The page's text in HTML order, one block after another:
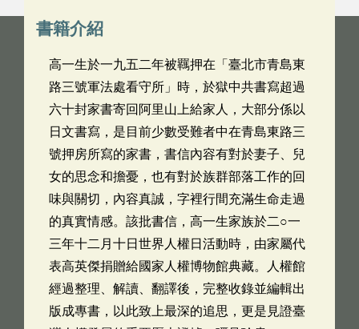
書籍介紹
高一生於一九五二年被羈押在「臺北市青島東
路三號軍法處看守所」時，於獄中共書寫超過
六十封家書寄回阿里山上給家人，大部分係以
日文書寫，是目前少數受難者中在青島東路三
號押房所寫的家書，書信內容有對於妻子、兒
女的思念和擔憂，也有對於族群部落工作的回
味與關切，內容真誠，字裡行間充滿生命走過
的真實情感。該批書信，高一生家族於二○一
三年十二月十日世界人權日活動時，由家屬代
表高英傑捐贈給國家人權博物館典藏。人權館
經過整理、解讀、翻譯後，完整收錄並編輯出
版成專書，以此致上最深的追思，更是見證臺